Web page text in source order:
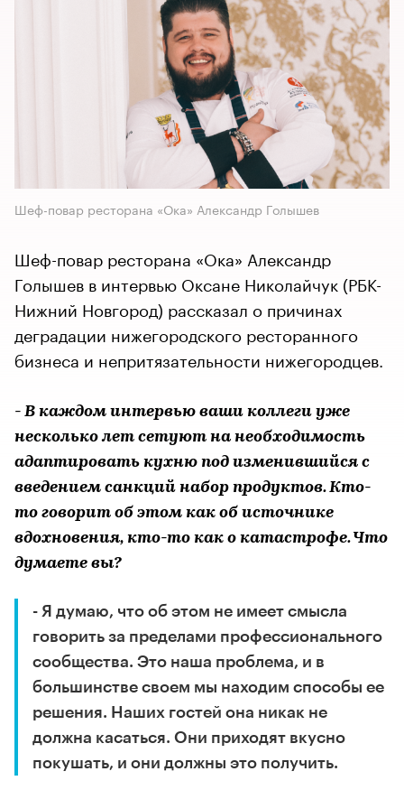
Шеф-повар ресторана «Ока» Александр Голышев
Шеф-повар ресторана «Ока» Александр
Голышев в интервью Оксане Николайчук (РБК-
Нижний Новгород) рассказал о причинах
деградации нижегородского ресторанного
бизнеса и непритязательности нижегородцев.
- В каждом интервью ваши коллеги уже
несколько лет сетуют на необходимость
адаптировать кухню под изменившийся с
введением санкций набор продуктов. Кто-
то говорит об этом как об источнике
вдохновения, кто-то как о катастрофе. Что
думаете вы?
- Я думаю, что об этом не имеет смысла
говорить за пределами профессионального
сообщества. Это наша проблема, и в
большинстве своем мы находим способы ее
решения. Наших гостей она никак не
должна касаться. Они приходят вкусно
покушать, и они должны это получить.